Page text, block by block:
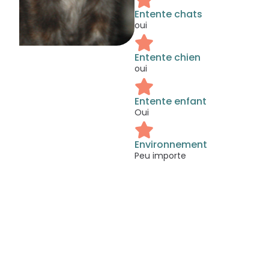
Entente chats
oui
Entente chien
oui
Entente enfant
Oui
Environnement
Peu importe